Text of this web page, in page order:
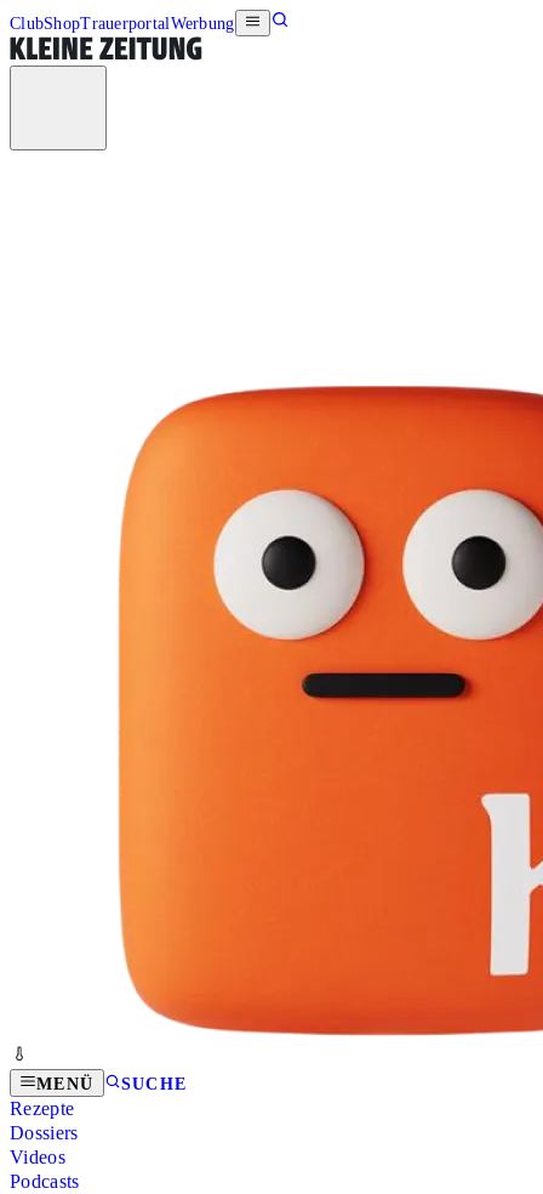
ClubShopTrauerportalWerbung
MENÜ SUCHE
Rezepte
Dossiers
Videos
Podcasts